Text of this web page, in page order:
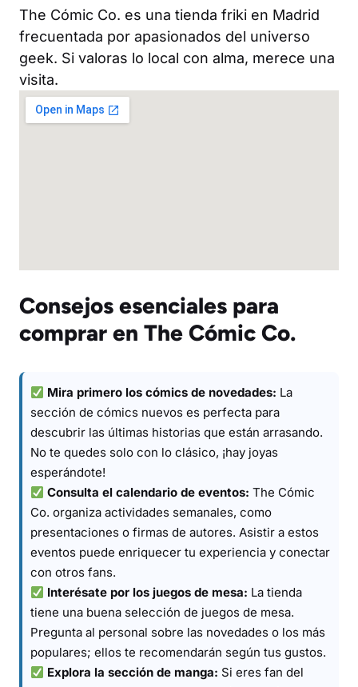
The Cómic Co. es una tienda friki en Madrid
frecuentada por apasionados del universo
geek. Si valoras lo local con alma, merece una
visita.
Consejos esenciales para
comprar en The Cómic Co.
Mira primero los cómics de novedades: La
sección de cómics nuevos es perfecta para
descubrir las últimas historias que están arrasando.
No te quedes solo con lo clásico, ¡hay joyas
esperándote!
Consulta el calendario de eventos: The Cómic
Co. organiza actividades semanales, como
presentaciones o firmas de autores. Asistir a estos
eventos puede enriquecer tu experiencia y conectar
con otros fans.
Interésate por los juegos de mesa: La tienda
tiene una buena selección de juegos de mesa.
Pregunta al personal sobre las novedades o los más
populares; ellos te recomendarán según tus gustos.
Explora la sección de manga: Si eres fan del